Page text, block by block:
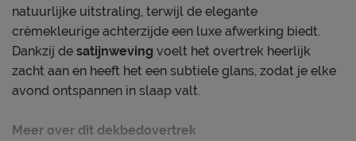
natuurlijke uitstraling, terwijl de elegante
crèmekleurige achterzijde een luxe afwerking biedt.
Dankzij de satijnweving voelt het overtrek heerlijk
zacht aan en heeft het een subtiele glans, zodat je elke
avond ontspannen in slaap valt.
Meer over dit dekbedovertrek